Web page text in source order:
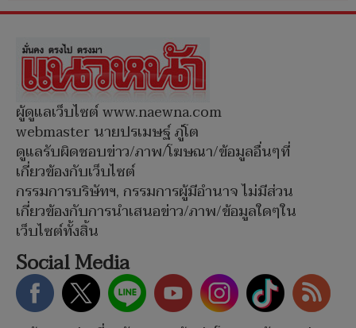
ผู้ดูแลเว็บไซต์ www.naewna.com
webmaster นายปรเมษฐ์ ภู่โต
ดูแลรับผิดชอบข่าว/ภาพ/โฆษณา/ข้อมูลอื่นๆที่
เกี่ยวข้องกับเว็บไซต์
กรรมการบริษัทฯ, กรรมการผู้มีอำนาจ ไม่มีส่วน
เกี่ยวข้องกับการนำเสนอข่าว/ภาพ/ข้อมูลใดๆใน
เว็บไซต์ทั้งสิ้น
Social Media